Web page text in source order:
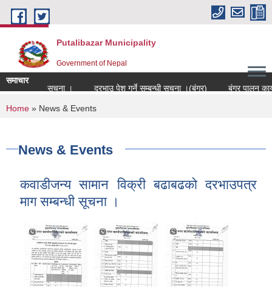
Skip to main content
Putalibazar Municipality
Government of Nepal
समाचार
सम्बन्धी सूचना ।
दरभाउ पेश गर्ने सम्बन्धी सूचना ।(बंगुर) बंगुर पालन
You are here
Home » News & Events
News & Events
कवाडीजन्य सामान विक्री बढाबढको दरभाउपत्र
माग सम्बन्धी सूचना ।